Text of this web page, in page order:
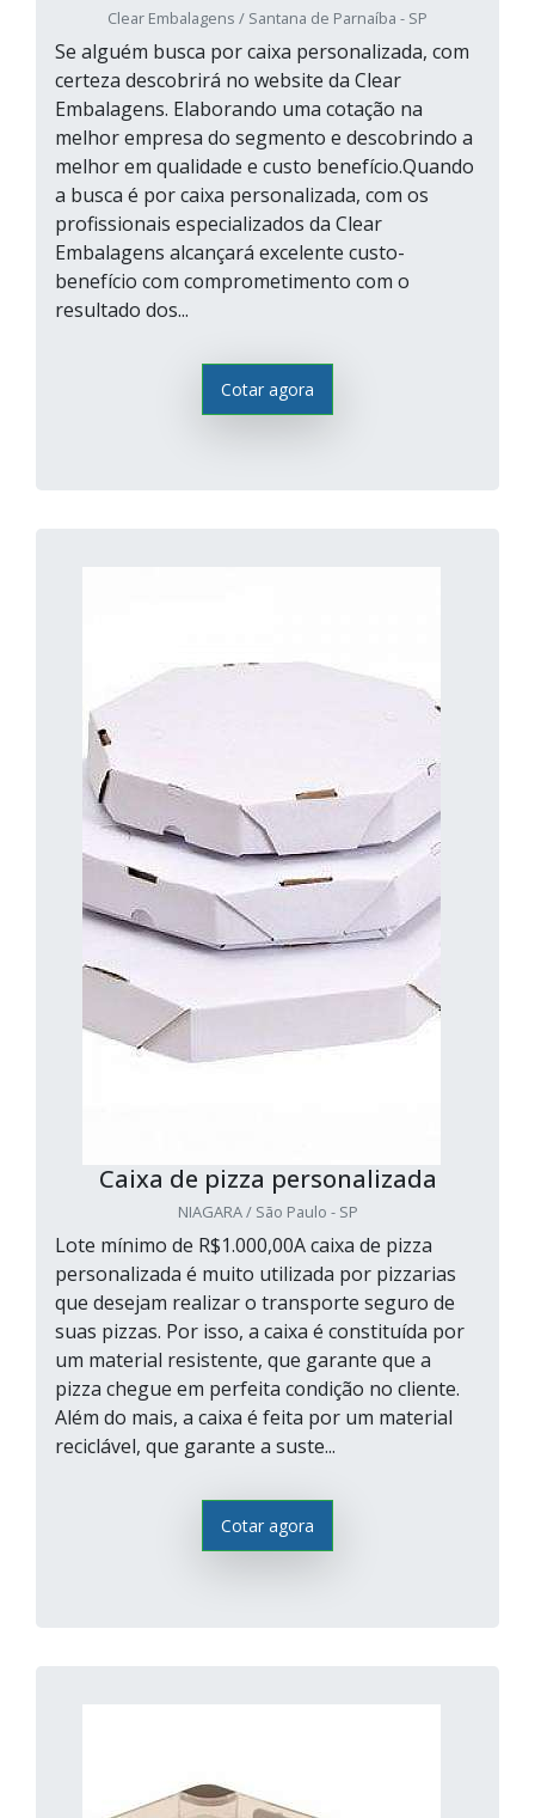
Clear Embalagens / Santana de Parnaíba - SP
Se alguém busca por caixa personalizada, com
certeza descobrirá no website da Clear
Embalagens. Elaborando uma cotação na
melhor empresa do segmento e descobrindo a
melhor em qualidade e custo benefício.Quando
a busca é por caixa personalizada, com os
profissionais especializados da Clear
Embalagens alcançará excelente custo-
benefício com comprometimento com o
resultado dos...
Cotar agora
Caixa de pizza personalizada
NIAGARA / São Paulo - SP
Lote mínimo de R$1.000,00A caixa de pizza
personalizada é muito utilizada por pizzarias
que desejam realizar o transporte seguro de
suas pizzas. Por isso, a caixa é constituída por
um material resistente, que garante que a
pizza chegue em perfeita condição no cliente.
Além do mais, a caixa é feita por um material
reciclável, que garante a suste...
Cotar agora